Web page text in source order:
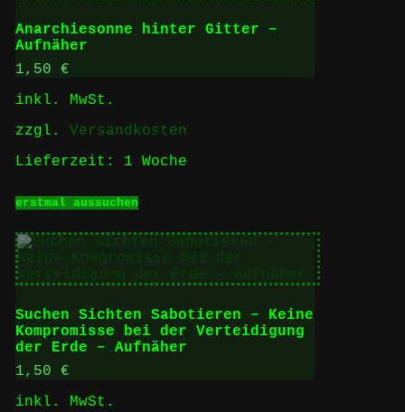
Anarchiesonne hinter Gitter –
Aufnäher
1,50 €
inkl. MwSt.
zzgl. Versandkosten
Lieferzeit: 1 Woche
erstmal aussuchenProdukt
mehrere
Varianten
auf.
Die
Optionen
können
auf
der
Suchen Sichten Sabotieren – Keine
Kompromisse bei der Verteidigung
der Erde – Aufnäher
1,50 €
inkl. MwSt.